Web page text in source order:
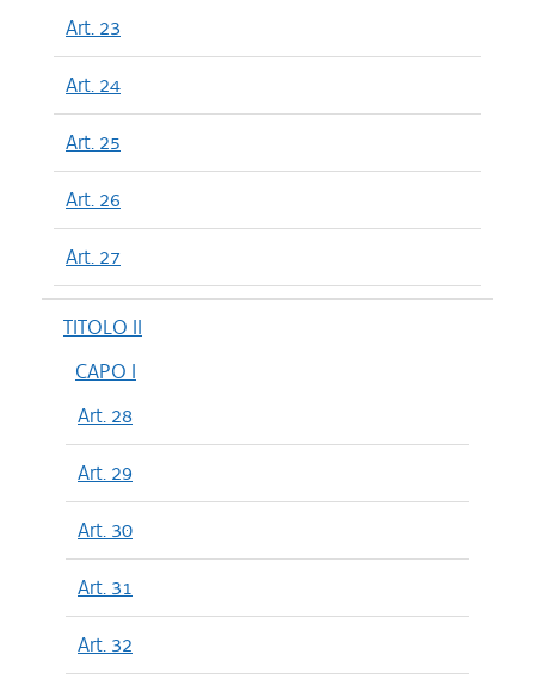
Art. 23
Art. 24
Art. 25
Art. 26
Art. 27
TITOLO II
CAPO I
Art. 28
Art. 29
Art. 30
Art. 31
Art. 32